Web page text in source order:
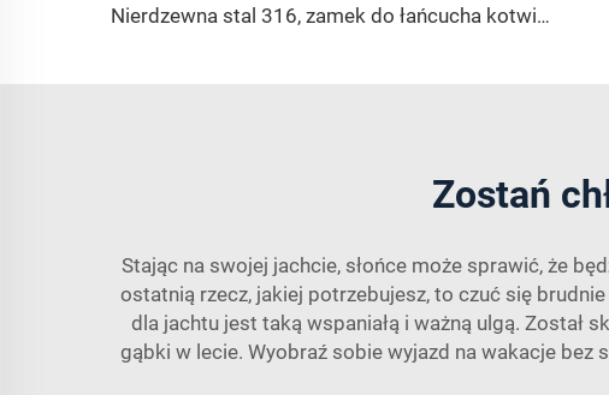
Nierdzewna stal 316, zamek do łańcucha kotwicznego łodzi
Zostań
Stając na swojej jachcie, słońce może sprawić, że
ostatnią rzecz, jakiej potrzebujesz, to czuć się
dla jachtu jest taką wspaniałą i ważną ulgą. Został
gąbki w lecie. Wyobraź sobie wyjazd na wakacje bez